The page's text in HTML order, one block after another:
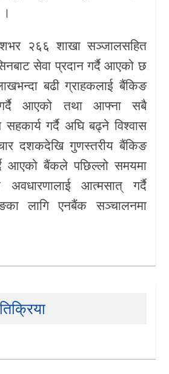
२६६ शाखा सञ्जालसहित
सेवा प्रदान गर्दै आएको छ
बढी ग्राहकलाई बैंकिङ
आएको तथा आफ्ना सबै
सहकार्य गर्दै अघि बढ्ने विश्वास
दशकदेखि गुणस्तरीय बैंकिङ
आएको बैंकले पछिल्लो समयमा
अवधारणालाई आत्मसात् गर्दै
लागि एनबैंक सञ्चालनमा